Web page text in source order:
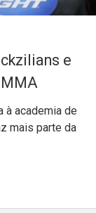
e
à academia de
mais parte da